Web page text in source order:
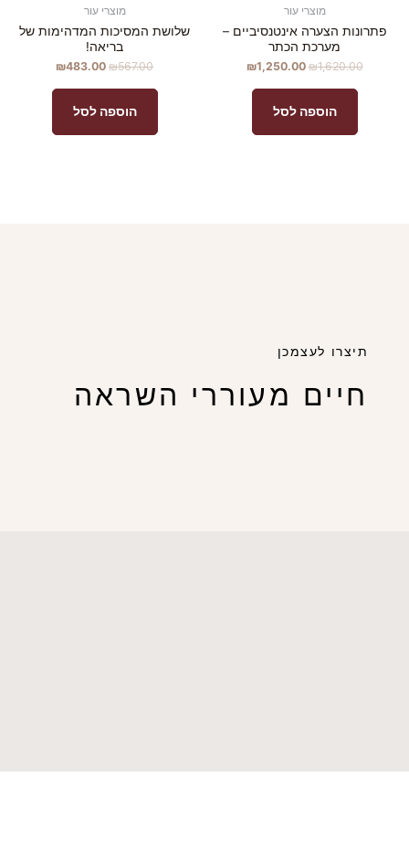
מוצרי עור
פתרונות הצערה אינטנסיביים –
מערכת הכתר
₪1,620.00
₪1,250.00
הוספה לסל
מוצרי עור
שלושת המסיכות המדהימות של
בריאה!
₪567.00
₪483.00
הוספה לסל
תיצרו לעצמכן
חיים מעוררי השראה